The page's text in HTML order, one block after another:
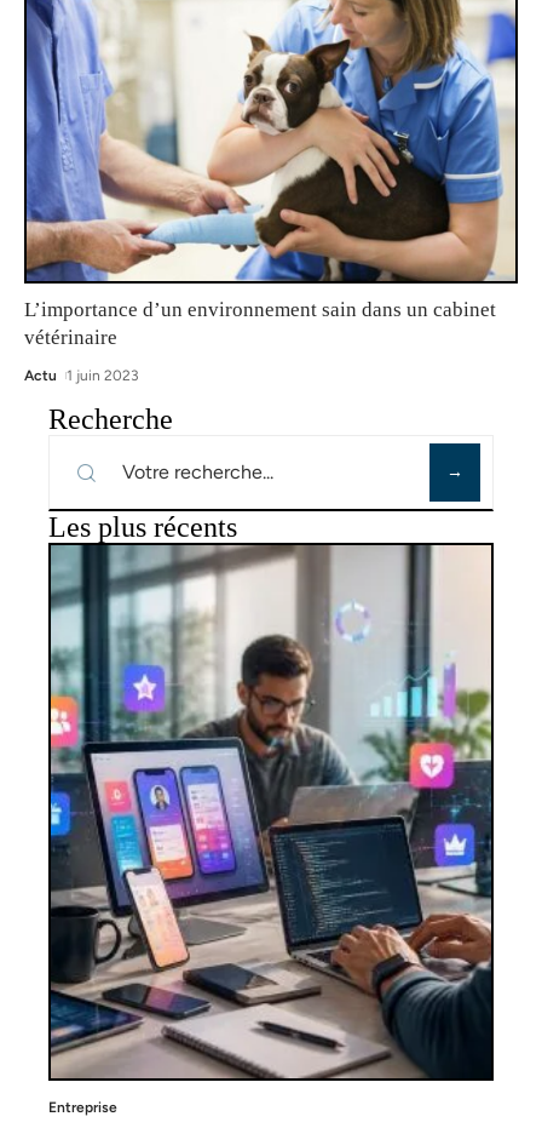
L’importance d’un environnement sain dans un cabinet
vétérinaire
Actu 1 juin 2023
Recherche
Les plus récents
Entreprise